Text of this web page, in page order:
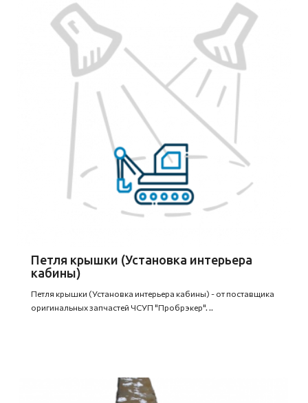
Петля крышки (Установка интерьера
кабины)
Петля крышки (Установка интерьера кабины) - от поставщика
оригинальных запчастей ЧСУП "Пробрэкер". ..